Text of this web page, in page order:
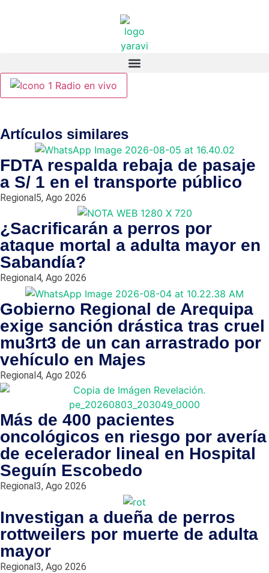
Radio en vivo
Artículos similares
FDTA respalda rebaja de pasaje
a S/ 1 en el transporte público
Regional5, Ago 2026
¿Sacrificarán a perros por
ataque mortal a adulta mayor en
Sabandía?
Regional 4, Ago 2026
Gobierno Regional de Arequipa
exige sanción drástica tras cruel
mu3rt3 de un can arrastrado por
vehículo en Majes
Regional4, Ago 2026
Más de 400 pacientes
oncológicos en riesgo por avería
de ecelerador lineal en Hospital
Seguín Escobedo
Regional3, Ago 2026
Investigan a dueña de perros
rottweilers por muerte de adulta
mayor
Regional3, Ago 2026